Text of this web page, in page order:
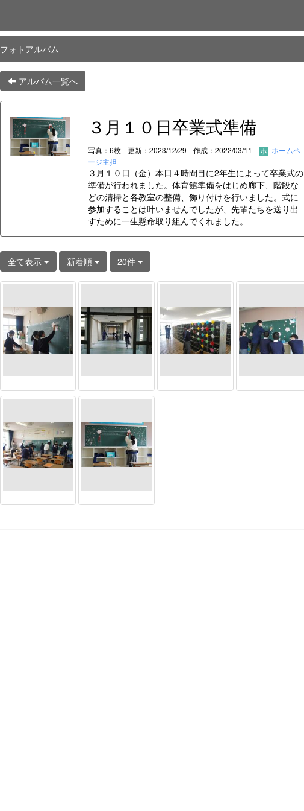
フォトアルバム
アルバム一覧へ
３月１０日卒業式準備
写真：6枚 更新：2023/12/29 作成：2022/03/11
ホームペ
ージ主担
３月１０日（金）本日４時間目に2年生によって卒業式の
準備が行われました。体育館準備をはじめ廊下、階段な
どの清掃と各教室の整備、飾り付けを行いました。式に
参加することは叶いませんでしたが、先輩たちを送り出
すために一生懸命取り組んでくれました。
全て表示 新着順 20件